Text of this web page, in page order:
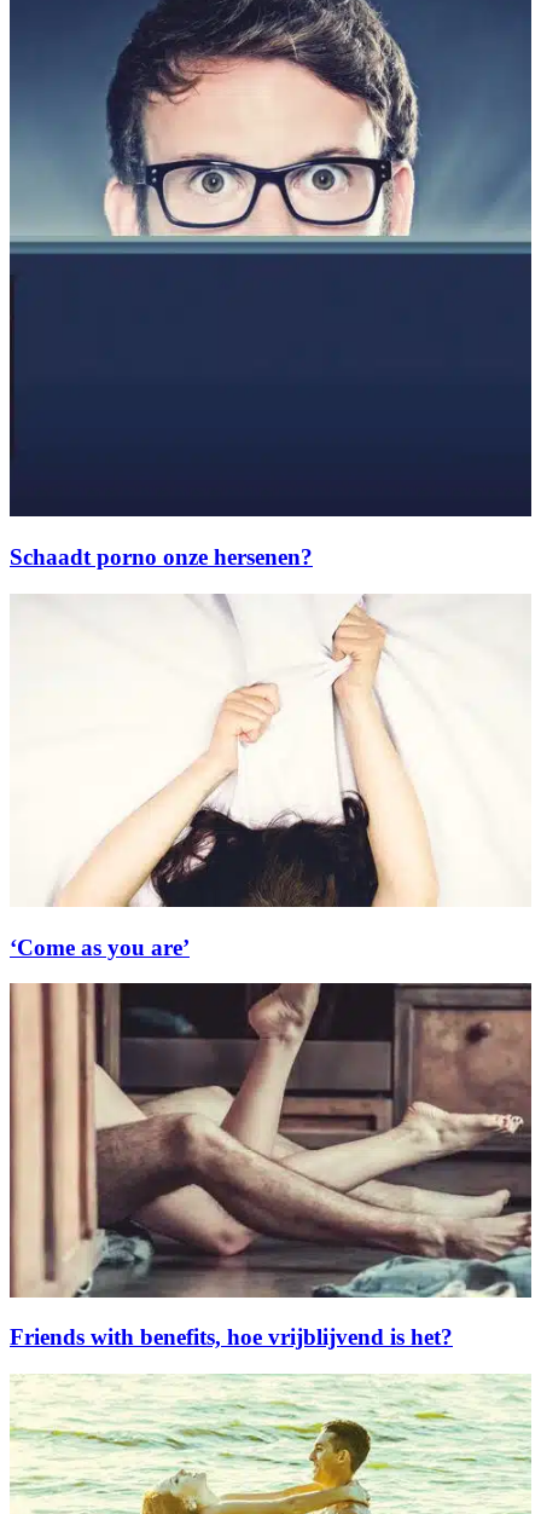
Schaadt porno onze hersenen?
‘Come as you are’
Friends with benefits, hoe vrijblijvend is het?